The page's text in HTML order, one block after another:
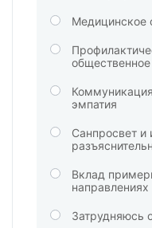
Медицинское
эмпатия
Санпросвет и
Вклад
направлениях
Затрудняюсь